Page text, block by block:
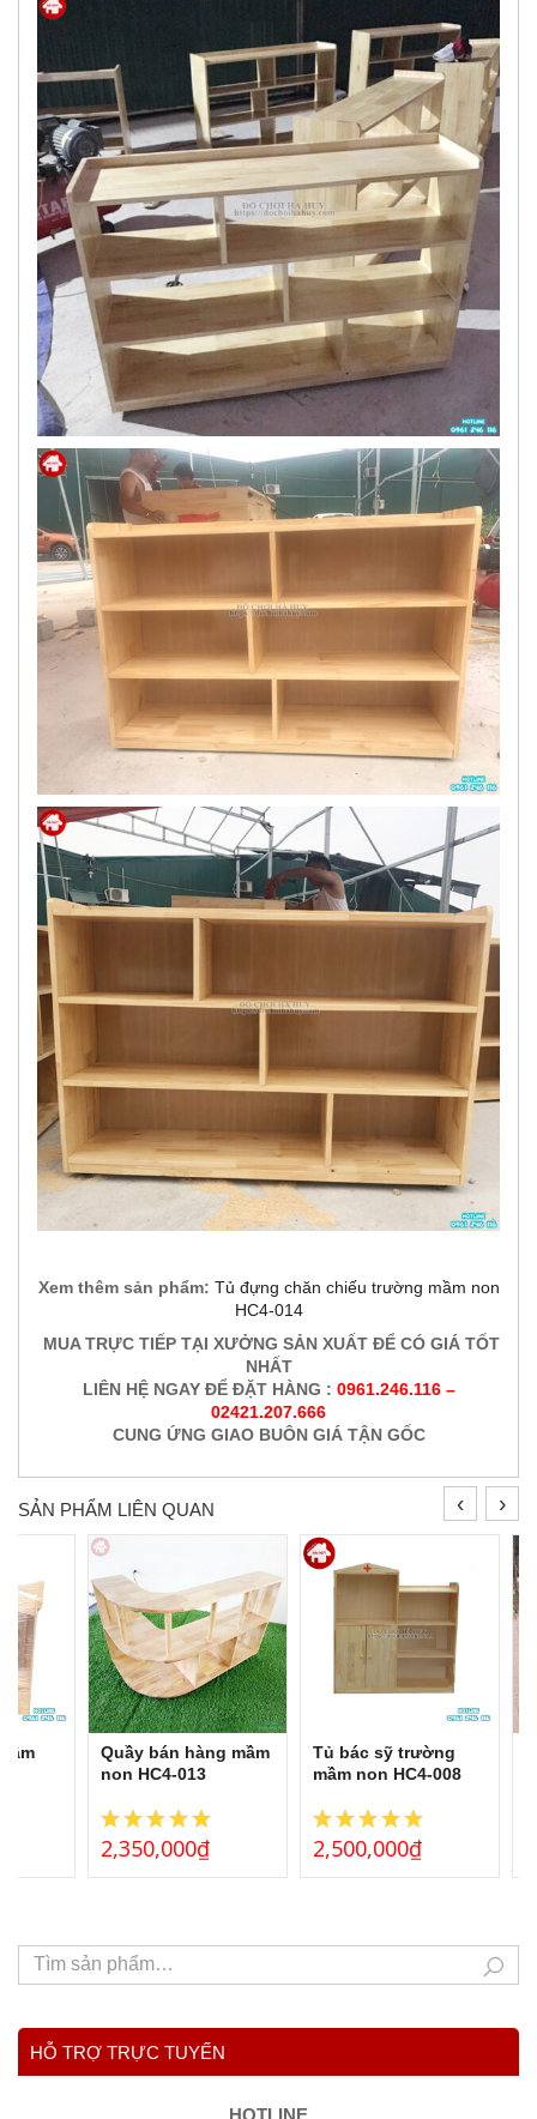
Xem thêm sản phẩm: Tủ đựng chăn chiếu trường mầm non
HC4-014
MUA TRỰC TIẾP TẠI XƯỞNG SẢN XUẤT ĐỂ CÓ GIÁ TỐT
NHẤT
LIÊN HỆ NGAY ĐỂ ĐẶT HÀNG : 0961.246.116 –
02421.207.666
CUNG ỨNG GIAO BUÔN GIÁ TẬN GỐC
SẢN PHẨM LIÊN QUAN
Quầy bán hàng mầm
non HC4-013
2,350,000₫
Tủ bác sỹ trường
mầm non HC4-008
2,500,000₫
‹ ›
HỖ TRỢ TRỰC TUYẾN
HOTLINE